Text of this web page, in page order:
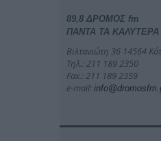
89,8 ΔΡΟΜΟΣ fm
ΠΑΝΤΑ ΤΑ ΚΑΛΥΤΕΡΑ
Βιλτανιώτη 36 14564
Τηλ.: 211 189 2350
Fax.: 211 189 2359
e-mail: